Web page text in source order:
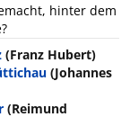
hinter dem
(Franz Hubert)
(Johannes
(Reimund